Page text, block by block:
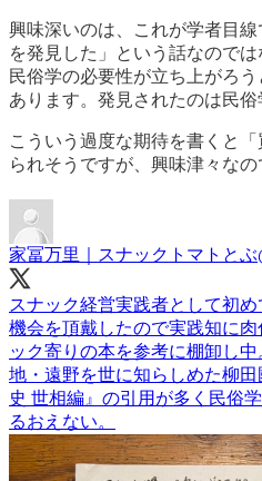
興味深いのは、これが学者目
を発見した」という話なので
民俗学の必要性が立ち上がろ
あります。発見されたのは民俗
こういう過度な期待を書くと
られそうですが、興味津々なの
家冨万里｜スナックトマトとぶ
スナック経営実践者として初
機会を頂戴したので実践知に
ック寄りの本を参考に棚卸し
地・遠野を世に知らしめた柳
史 世相編』の引用が多く民俗
るおえない。